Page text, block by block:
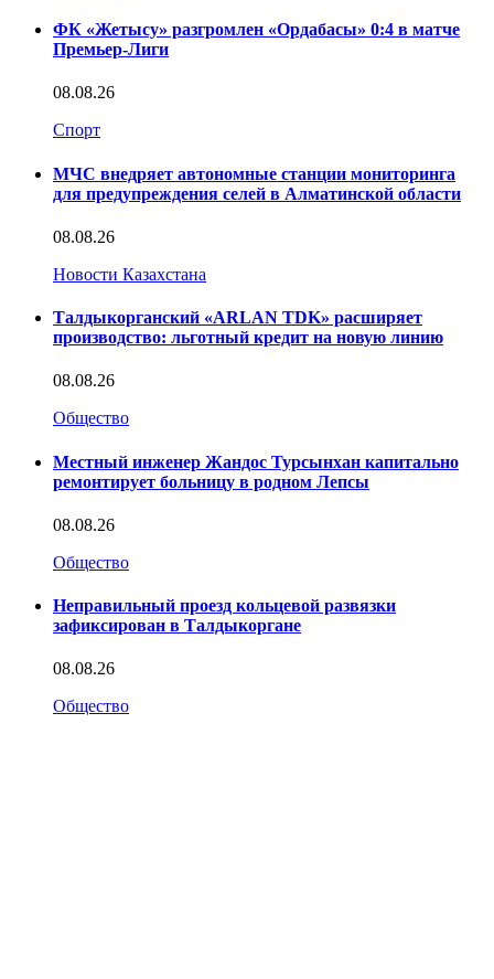
ФК «Жетысу» разгромлен «Ордабасы» 0:4 в матче
Премьер-Лиги
08.08.26
Спорт
МЧС внедряет автономные станции мониторинга
для предупреждения селей в Алматинской области
08.08.26
Новости Казахстана
Талдыкорганский «ARLAN TDK» расширяет
производство: льготный кредит на новую линию
08.08.26
Общество
Местный инженер Жандос Турсынхан капитально
ремонтирует больницу в родном Лепсы
08.08.26
Общество
Неправильный проезд кольцевой развязки
зафиксирован в Талдыкоргане
08.08.26
Общество